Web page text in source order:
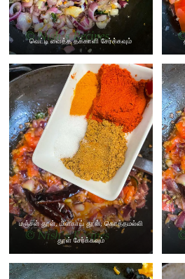
வெட்டி வைத்த தக்காளி சேர்க்கவும்
மஞ்சள் தூள், மிளகாய் தூள், கொத்தமல்லி
தூள் சேர்க்கவும்